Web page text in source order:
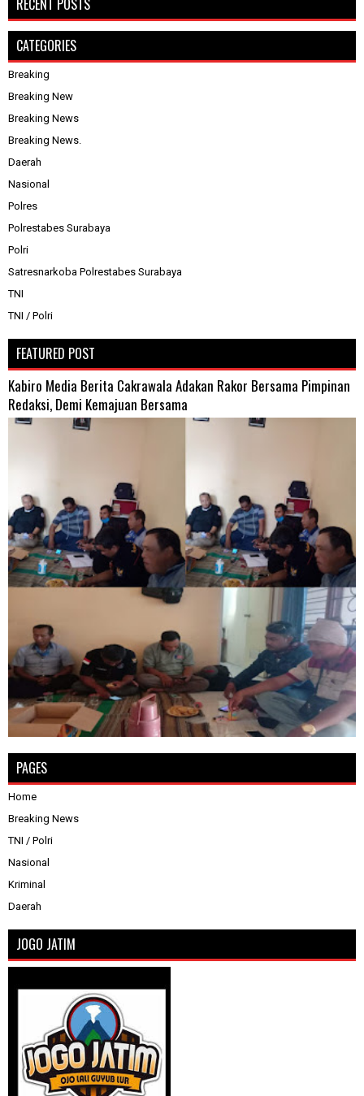
CATEGORIES
Breaking
Breaking New
Breaking News
Breaking News.
Daerah
Nasional
Polres
Polrestabes Surabaya
Polri
Satresnarkoba Polrestabes Surabaya
TNI
TNI / Polri
FEATURED POST
Kabiro Media Berita Cakrawala Adakan Rakor Bersama Pimpinan
Redaksi, Demi Kemajuan Bersama
PAGES
Home
Breaking News
TNI / Polri
Nasional
Kriminal
Daerah
JOGO JATIM